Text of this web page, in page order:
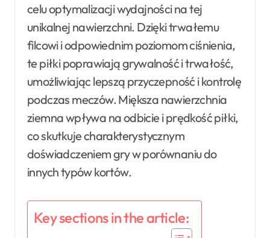
celu optymalizacji wydajności na tej
unikalnej nawierzchni. Dzięki trwałemu
filcowi i odpowiednim poziomom ciśnienia,
te piłki poprawiają grywalność i trwałość,
umożliwiając lepszą przyczepność i kontrolę
podczas meczów. Miększa nawierzchnia
ziemna wpływa na odbicie i prędkość piłki,
co skutkuje charakterystycznym
doświadczeniem gry w porównaniu do
innych typów kortów.
Key sections in the article: